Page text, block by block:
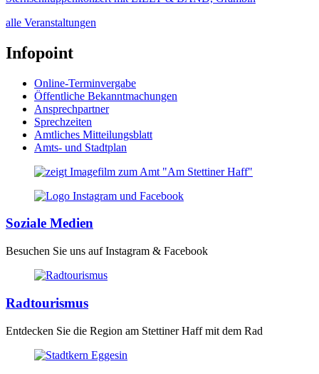
alle Veranstaltungen
Infopoint
Online-Terminvergabe
Öffentliche Bekanntmachungen
Ansprechpartner
Sprechzeiten
Amtliches Mitteilungsblatt
Amts- und Stadtplan
Soziale Medien
Besuchen Sie uns auf Instagram & Facebook
Radtourismus
Entdecken Sie die Region am Stettiner Haff mit dem Rad